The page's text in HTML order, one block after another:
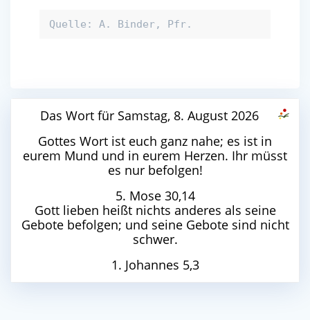
Quelle: A. Binder, Pfr.
Das Wort für Samstag, 8. August 2026
Gottes Wort ist euch ganz nahe; es ist in
eurem Mund und in eurem Herzen. Ihr müsst
es nur befolgen!
5. Mose 30,14
Gott lieben heißt nichts anderes als seine
Gebote befolgen; und seine Gebote sind nicht
schwer.
1. Johannes 5,3